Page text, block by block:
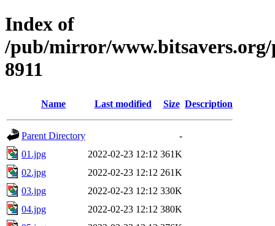
Index of
/pub/mirror/
8911
Name Last modified Size Description
Parent Directory
-
01.jpg
2022-02-23 12:12 361K
02.jpg
2022-02-23 12:12 261K
03.jpg
2022-02-23 12:12 330K
04.jpg
2022-02-23 12:12 380K